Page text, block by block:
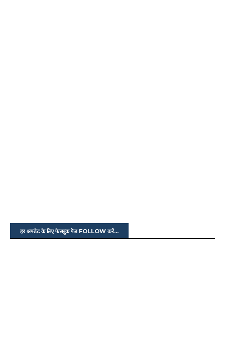
हर अपडेट के लिए फेसबुक पेज FOLLOW करें...